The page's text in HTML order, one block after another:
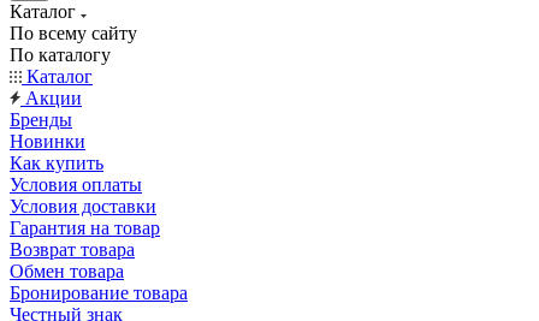
Каталог
По всему сайту
По каталогу
Каталог
Акции
Бренды
Новинки
Как купить
Условия оплаты
Условия доставки
Гарантия на товар
Возврат товара
Обмен товара
Бронирование товара
Честный знак